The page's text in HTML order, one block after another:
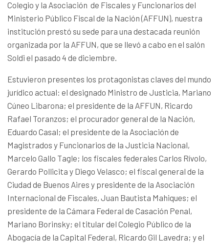
Colegio y la Asociación de Fiscales y Funcionarios del
Ministerio Público Fiscal de la Nación (AFFUN), nuestra
institución prestó su sede para una destacada reunión
organizada por la AFFUN, que se llevó a cabo en el salón
Soldi el pasado 4 de diciembre.
Estuvieron presentes los protagonistas claves del mundo
jurídico actual: el designado Ministro de Justicia, Mariano
Cúneo Libarona; el presidente de la AFFUN, Ricardo
Rafael Toranzos; el procurador general de la Nación,
Eduardo Casal; el presidente de la Asociación de
Magistrados y Funcionarios de la Justicia Nacional,
Marcelo Gallo Tagle; los fiscales federales Carlos Rívolo,
Gerardo Pollicita y Diego Velasco; el fiscal general de la
Ciudad de Buenos Aires y presidente de la Asociación
Internacional de Fiscales, Juan Bautista Mahiques; el
presidente de la Cámara Federal de Casación Penal,
Mariano Borinsky; el titular del Colegio Público de la
Abogacía de la Capital Federal, Ricardo Gil Lavedra; y el